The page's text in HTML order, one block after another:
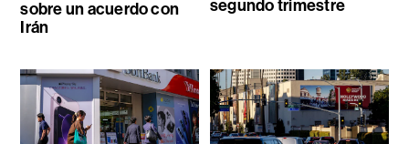
sobre un acuerdo con
Irán
segundo trimestre